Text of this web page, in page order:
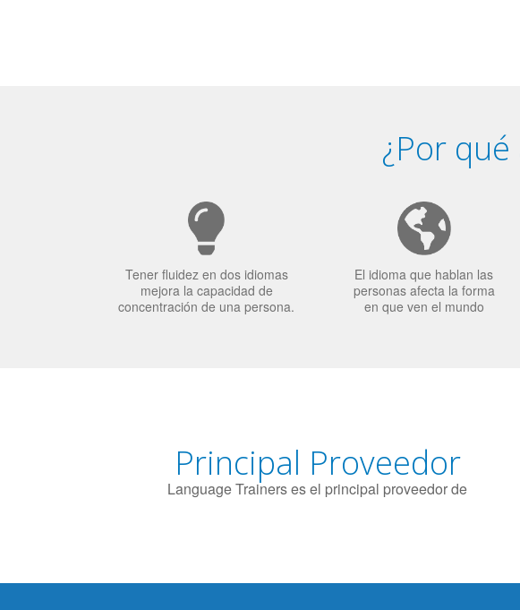
¿Por
Tener fluidez en dos idiomas
mejora la capacidad de
concentración de una persona.
El idioma que hablan las
personas afecta la forma
en que ven el mundo
Principal Proveedor
Language Trainers es el principal proveedor de